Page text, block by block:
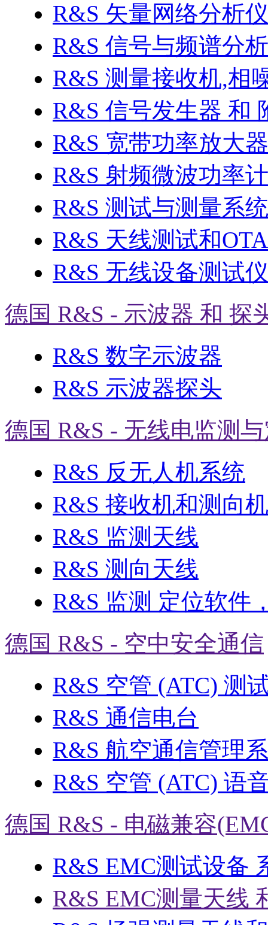
R&S 矢量网络分析
R&S 信号与频谱分
R&S 测量接收机,相
R&S 信号发生器 和
R&S 宽带功率放大器
R&S 射频微波功率
R&S 测试与测量系
R&S 天线测试和
R&S 无线设备测试
德国 R&S - 示波器 和 探
R&S 数字示波器
R&S 示波器探头
德国 R&S - 无线电监测
R&S 反无人机系统
R&S 接收机和测向机
R&S 监测天线
R&S 测向天线
R&S 监测 定位软件
德国 R&S - 空中安全通信
R&S 空管 (ATC) 测
R&S 通信电台
R&S 航空通信管理
R&S 空管 (ATC) 语
德国 R&S - 电磁兼容
R&S EMC测试设备
R&S EMC测量天线